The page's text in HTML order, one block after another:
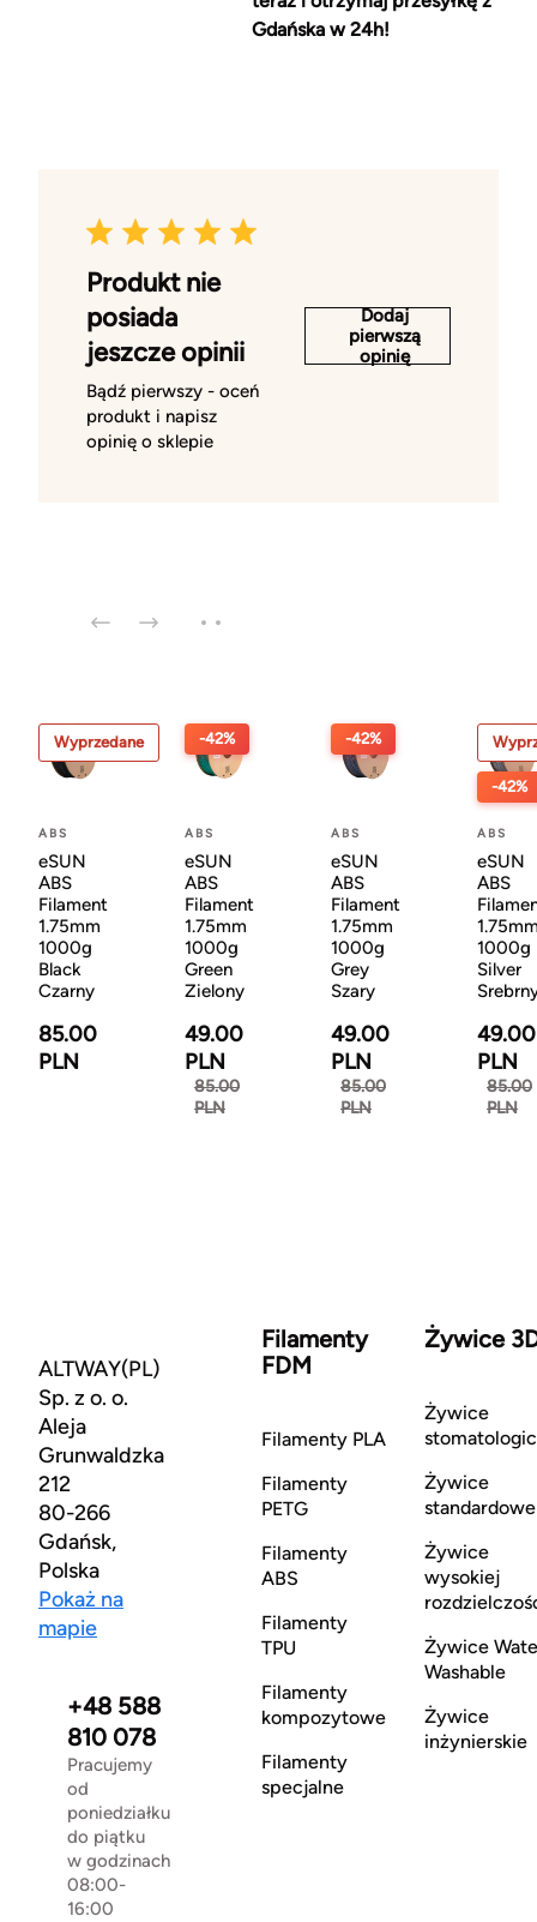
Gdańska w 24h!
Produkt nie
posiada
jeszcze opinii
Bądź pierwszy - oceń
produkt i napisz
opinię o sklepie
Dodaj
pierwszą
opinię
Wyprzedane
ABS
eSUN
ABS
Filament
1.75mm
1000g
Black
Czarny
85.00
PLN
-42%
ABS
eSUN
ABS
Filament
1.75mm
1000g
Green
Zielony
49.00
PLN
85.00
PLN
-42%
ABS
eSUN
ABS
Filament
1.75mm
1000g
Grey
Szary
49.00
PLN
85.00
PLN
-42%
ABS
eSUN
ABS
1000g
Silver
49.00
PLN
85.00
PLN
ALTWAY(PL)
Sp. z o. o.
Aleja
Grunwaldzka
212
80-266
Gdańsk,
Polska
Pokaż na
mapie
+48 588
810 078
Pracujemy
od
poniedziałku
do piątku
w godzinach
08:00-
16:00
Filamenty
FDM
Filamenty PLA
Filamenty
PETG
Filamenty
ABS
Filamenty
TPU
Filamenty
kompozytowe
Filamenty
specjalne
Żywice
Żywice
Żywice
standardowe
Żywice
wysokiej
Żywice
Washable
Żywice
inżynierskie